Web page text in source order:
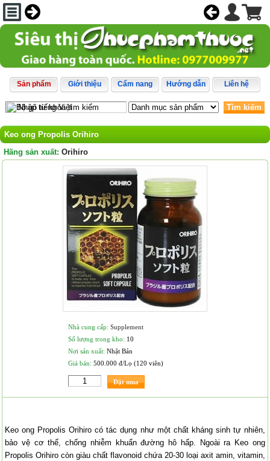
Sản phẩm Giới thiệu Cẩm nang Hướng dẫn Liên hệ
Tìm kiếm
Keo ong Propolis Orihiro
Hãng sản xuất: Orihiro
Nhà cung cấp: Supplement
Số lượng trong kho: 10
Nơi sản xuất: Nhật Bản
Giá bán: 500.000 đ/Lọ (120 viên)
Đặt mua
Keo ong Propolis Orihiro có tác dụng như một chất kháng sinh tự nhiên,
bảo vệ cơ thể, chống nhiễm khuẩn đường hô hấp. Ngoài ra Keo ong
Propolis Orihiro còn giàu chất flavonoid chứa 20-30 loại axit amin, vitamin,